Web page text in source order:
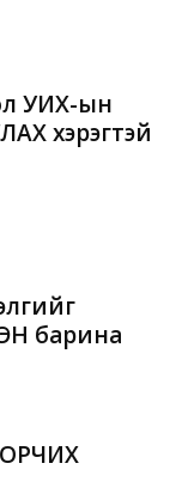
УИХ-ын
хэрэгтэй
барина